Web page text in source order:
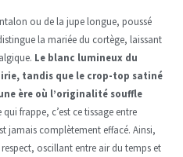
ou de la jupe longue, poussé
la mariée du cortège, laissant
Le blanc lumineux du
tandis que le crop-top satiné
ère où l’originalité souffle
qui frappe, c’est ce tissage entre
jamais complètement effacé. Ainsi,
oscillant entre air du temps et